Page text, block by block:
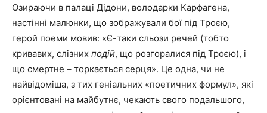
Озираючи в палаці Дідони, володарки Карфагена,
настінні малюнки, що зображували бої під Троєю,
герой поеми мовив: «Є-таки сльози речей (тобто
кривавих, слізних подій, що розгоралися під Троєю), і
що смертне – торкається серця». Це одна, чи не
найвідоміша, з тих геніальних «поетичних формул», які
орієнтовані на майбутнє, чекають свого подальшого,